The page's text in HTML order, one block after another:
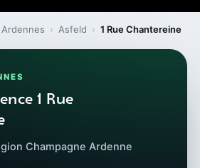
Ardennes › Asfeld › 1 Rue Chantereine
1 Rue
Champagne Ardenne